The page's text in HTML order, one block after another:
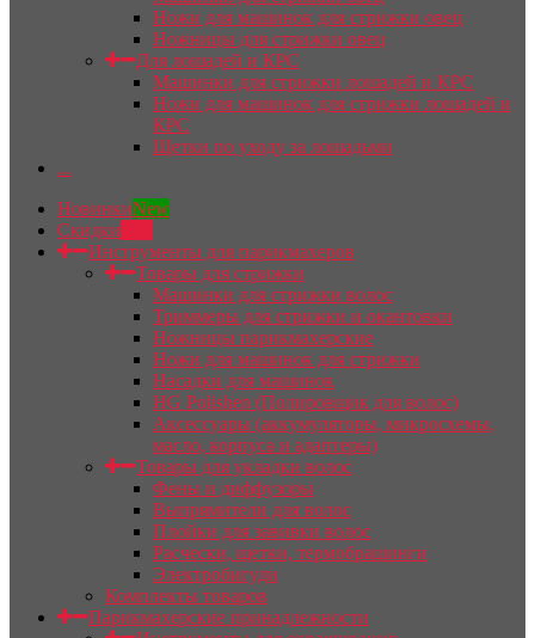
Ножи для машинок для стрижки овец
Ножницы для стрижки овец
Для лошадей и КРС
Машинки для стрижки лошадей и КРС
Ножи для машинок для стрижки лошадей и
КРС
Щетки по уходу за лошадьми
...
НовинкиNew
Скидки
Инструменты для парикмахеров
Товары для стрижки
Машинки для стрижки волос
Триммеры для стрижки и окантовки
Ножницы парикмахерские
Ножи для машинок для стрижки
Насадки для машинок
HG Polishen (Полировщик для волос)
Аксессуары (аккумуляторы, микросхемы,
масло, корпуса и адаптеры)
Товары для укладки волос
Фены и диффузоры
Выпрямители для волос
Плойки для завивки волос
Расчески, щетки, термобрашинги
Электробигуди
Комплекты товаров
Парикмахерские принадлежности